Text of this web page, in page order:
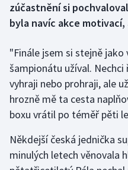
Florbal
Golf
Gymnastika
Jezdectví
zúčastnění si
byla navíc akce
"Finále jsem si stejně jako
šampionátu užíval.
vyhraji nebo prohraji, ale
hrozně mě ta cesta
boxu vrátil po téměř pěti
Někdejší česká jednička
minulých letech věnovala